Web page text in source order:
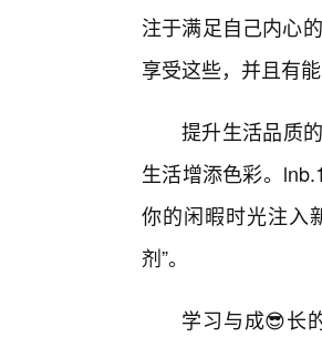
注于满足自己内心
享受这些，并且有
提升生活品质
生活增添色彩。
你的闲暇时光注入
剂”。
学习与成😎长